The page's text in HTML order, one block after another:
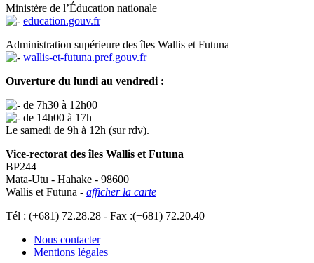
Ministère de l’Éducation nationale
education.gouv.fr
Administration supérieure des îles Wallis et Futuna
wallis-et-futuna.pref.gouv.fr
Ouverture du lundi au vendredi :
de 7h30 à 12h00
de 14h00 à 17h
Le samedi de 9h à 12h (sur rdv).
Vice-rectorat des îles Wallis et Futuna
BP244
Mata-Utu - Hahake - 98600
Wallis et Futuna - afficher la carte
Tél : (+681) 72.28.28 - Fax :(+681) 72.20.40
Nous contacter
Mentions légales